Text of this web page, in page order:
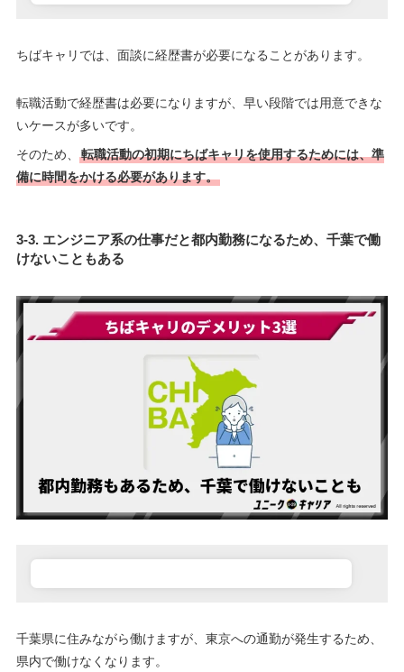
ちばキャリでは、面談に経歴書が必要になることがあります。
転職活動で経歴書は必要になりますが、早い段階では用意できな
いケースが多いです。
そのため、
転職活動の初期にちばキャリを使用するためには、準
備に時間をかける必要があります。
3-3. エンジニア系の仕事だと都内勤務になるため、千葉で働
けないこともある
千葉県に住みながら働けますが、東京への通勤が発生するため、
県内で働けなくなります。